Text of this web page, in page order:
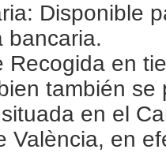
Disponible
bancaria.
Recogida en
también
en el
València, en